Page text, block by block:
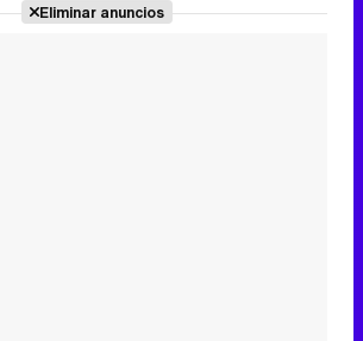
Eliminar anuncios